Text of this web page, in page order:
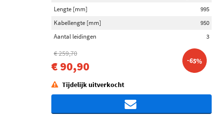
Lengte [mm]
995
Kabellengte [mm]
950
Aantal leidingen
3
€ 259,70
€ 90,90 -65%
Tijdelijk uitverkocht